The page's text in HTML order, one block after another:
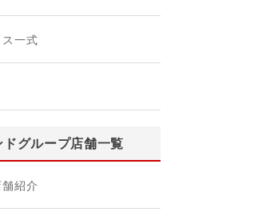
ス一式
グループ店舗一覧
紹介